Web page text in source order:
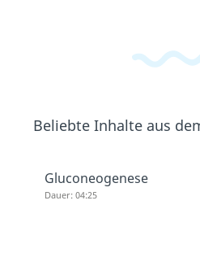
Beliebte Inhalte aus
Gluconeogenese
Dauer: 04:25